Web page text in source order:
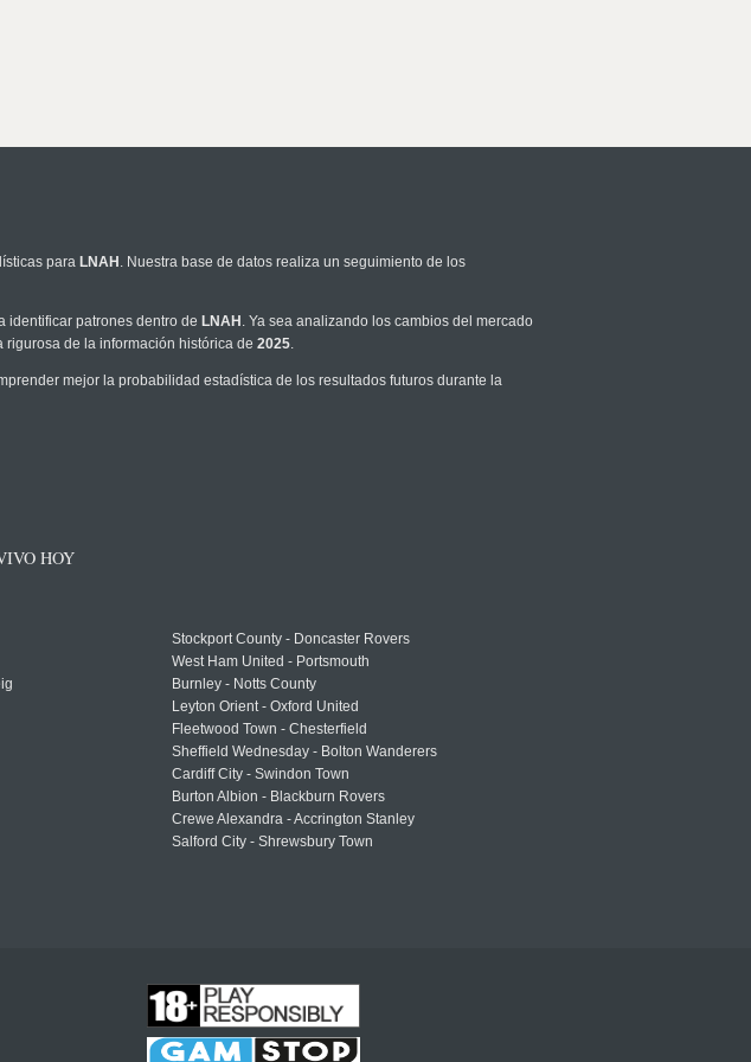
para LNAH . Nuestra base de datos realiza un seguimiento de los
identificar patrones dentro de LNAH . Ya sea analizando los cambios del mercado
de la información histórica de 2025.
mejor la probabilidad estadística de los resultados futuros durante la
HOY
Stockport County - Doncaster Rovers
West Ham United - Portsmouth
Burnley - Notts County
Leyton Orient - Oxford United
Fleetwood Town - Chesterfield
Sheffield Wednesday - Bolton Wanderers
Cardiff City - Swindon Town
Burton Albion - Blackburn Rovers
Crewe Alexandra - Accrington Stanley
Salford City - Shrewsbury Town